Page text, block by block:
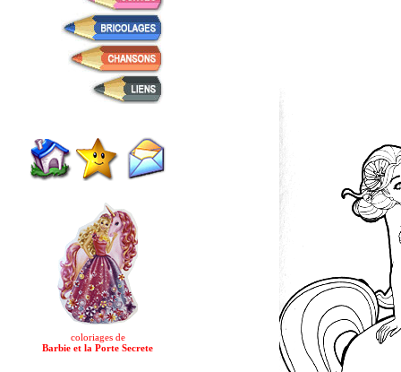
coloriages de
Barbie et la Porte Secrete